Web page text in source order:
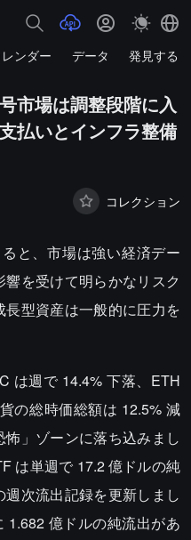
レンダー データ 発見する
市場は調整段階に入
払いとインフラ整備
コレクション
と、市場は強い経済デー
を受けて明らかなリスク
型資産は一般的に圧力を
は週で 14.4% 下落、ETH
の総時価総額は 12.5% 減
」ゾーンに落ち込みまし
は単週で 17.2 億ドルの純
次流出記録を更新しまし
1.682 億ドルの純流出があ